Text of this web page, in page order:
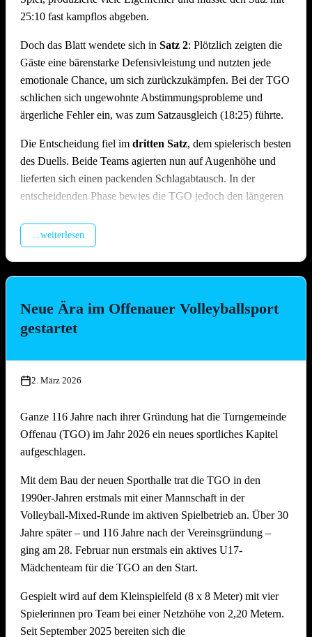
25:10 fast kampflos abgeben.
Doch das Blatt wendete sich in Satz 2: Plötzlich zeigten die
Gäste eine bärenstarke Defensivleistung und nutzten jede
emotionale Chance, um sich zurückzukämpfen. Bei der TGO
schlichen sich ungewohnte Abstimmungsprobleme und
ärgerliche Fehler ein, was zum Satzausgleich (18:25) führte.
Die Entscheidung fiel im dritten Satz, dem spielerisch besten
des Duells. Beide Teams agierten nun auf Augenhöhe und
lieferten sich einen packenden Schlagabtausch. In der
entscheidenden Phase bewies die TGO jedoch den längeren
25:21 nach Hause zu bringen.
Den „Hallen-Fluch“ besiegt: TV
18:25)
Heimvorteil zu trotzen: der kleinen und sehr niedrigen Halle.
InSatz 1sah es zunächst nach einer Fortsetzung dieser Serie
Doch mit viel Ruhe und taktischer Disziplin kämpfte sich das
Team Punkt um Punkt heran, egalisierte den Spielstand und
drehte den Satz noch zum 25:19.
InSatz 2ließ die TGO dann von Beginn an nichts mehr
anbrennen. Souverän von vorne weg gespielt, kontrollierte
verdienten 2:0-Erfolg.
...weiterlesen
Neue Ära im Offenauer Volleyballsport
gestartet
2. März 2026
Ganze 116 Jahre nach ihrer Gründung hat die Turngemeinde
Offenau (TGO) im Jahr 2026 ein neues sportliches Kapitel
aufgeschlagen.
Mit dem Bau der neuen Sporthalle trat die TGO in den
1990er-Jahren erstmals mit einer Mannschaft in der
Volleyball-Mixed-Runde im aktiven Spielbetrieb an. Über 30
Jahre später – und 116 Jahre nach der Vereinsgründung –
ging am 28. Februar nun erstmals ein aktives U17-
Mädchenteam für die TGO an den Start.
Gespielt wird auf dem Kleinspielfeld (8 x 8 Meter) mit vier
Spielerinnen pro Team bei einer Netzhöhe von 2,20 Metern.
Seit September 2025 bereiten sich die